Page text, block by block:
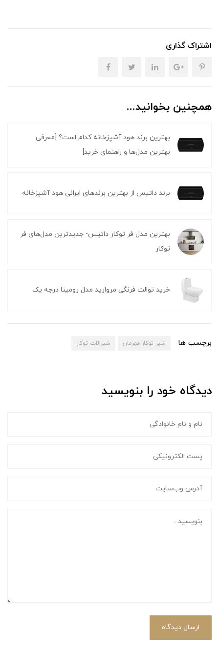
اشتراک گذاری
همچنین بخوانید...
بهترین برند هود آشپزخانه کدام است؟ [معرفی
بهترین مدل‌ها و راهنمای خرید]
برند داتیس از بهترین برندهای ایرانی هود آشپزخانه
بهترین مدل فر توکار داتیس- جدیدترین مدل‌های فر
توکار
خرید توالت فرنگی مروارید مدل رومینا درجه یک
برچسب ها شیر توکار قهرمان شیرالات توکار
دیدگاه خود را بنویسید
ارسال دیدگاه